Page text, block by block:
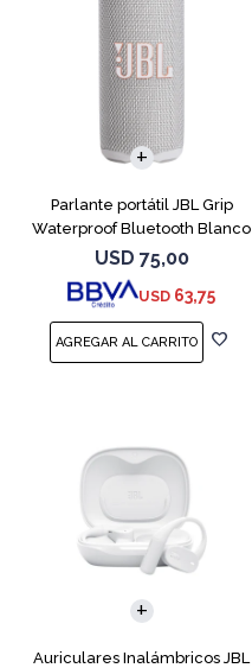
Parlante portátil JBL Grip
Waterproof Bluetooth Blanco
USD 75,00
USD 63,75
Auriculares Inalámbricos JBL